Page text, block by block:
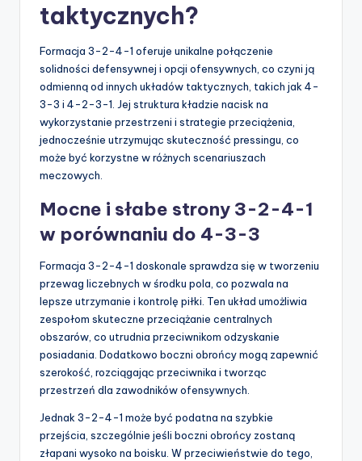
taktycznych?
Formacja 3-2-4-1 oferuje unikalne połączenie
solidności defensywnej i opcji ofensywnych, co czyni ją
odmienną od innych układów taktycznych, takich jak 4-
3-3 i 4-2-3-1. Jej struktura kładzie nacisk na
wykorzystanie przestrzeni i strategie przeciążenia,
jednocześnie utrzymując skuteczność pressingu, co
może być korzystne w różnych scenariuszach
meczowych.
Mocne i słabe strony 3-2-4-1
w porównaniu do 4-3-3
Formacja 3-2-4-1 doskonale sprawdza się w tworzeniu
przewag liczebnych w środku pola, co pozwala na
lepsze utrzymanie i kontrolę piłki. Ten układ umożliwia
zespołom skuteczne przeciążanie centralnych
obszarów, co utrudnia przeciwnikom odzyskanie
posiadania. Dodatkowo boczni obrońcy mogą zapewnić
szerokość, rozciągając przeciwnika i tworząc
przestrzeń dla zawodników ofensywnych.
Jednak 3-2-4-1 może być podatna na szybkie
przejścia, szczególnie jeśli boczni obrońcy zostaną
złapani wysoko na boisku. W przeciwieństwie do tego,